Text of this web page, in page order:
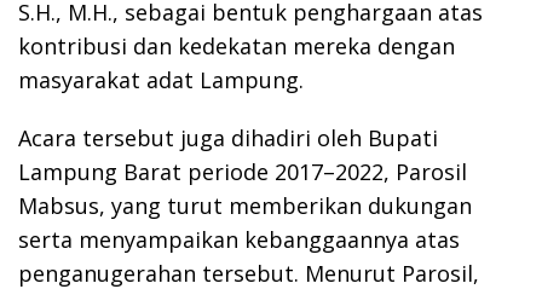
S.H., M.H., sebagai bentuk penghargaan atas
kontribusi dan kedekatan mereka dengan
masyarakat adat Lampung.
Acara tersebut juga dihadiri oleh Bupati
Lampung Barat periode 2017–2022, Parosil
Mabsus, yang turut memberikan dukungan
serta menyampaikan kebanggaannya atas
penganugerahan tersebut. Menurut Parosil,